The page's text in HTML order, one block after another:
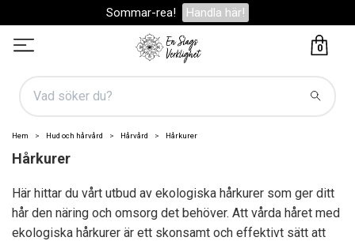
Sommar-rea! Handla här!
0
Hem Hud och hårvård Hårvård Hårkurer
Hårkurer
Här hittar du vårt utbud av ekologiska hårkurer som ger ditt
hår den näring och omsorg det behöver. Att vårda håret med
ekologiska hårkurer är ett skonsamt och effektivt sätt att